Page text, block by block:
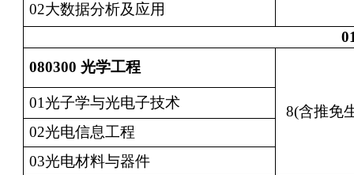
02大数据分析及应用
080300 光学工程
8(含推免
01光子学与光电子技术
02光电信息工程
03光电材料与器件